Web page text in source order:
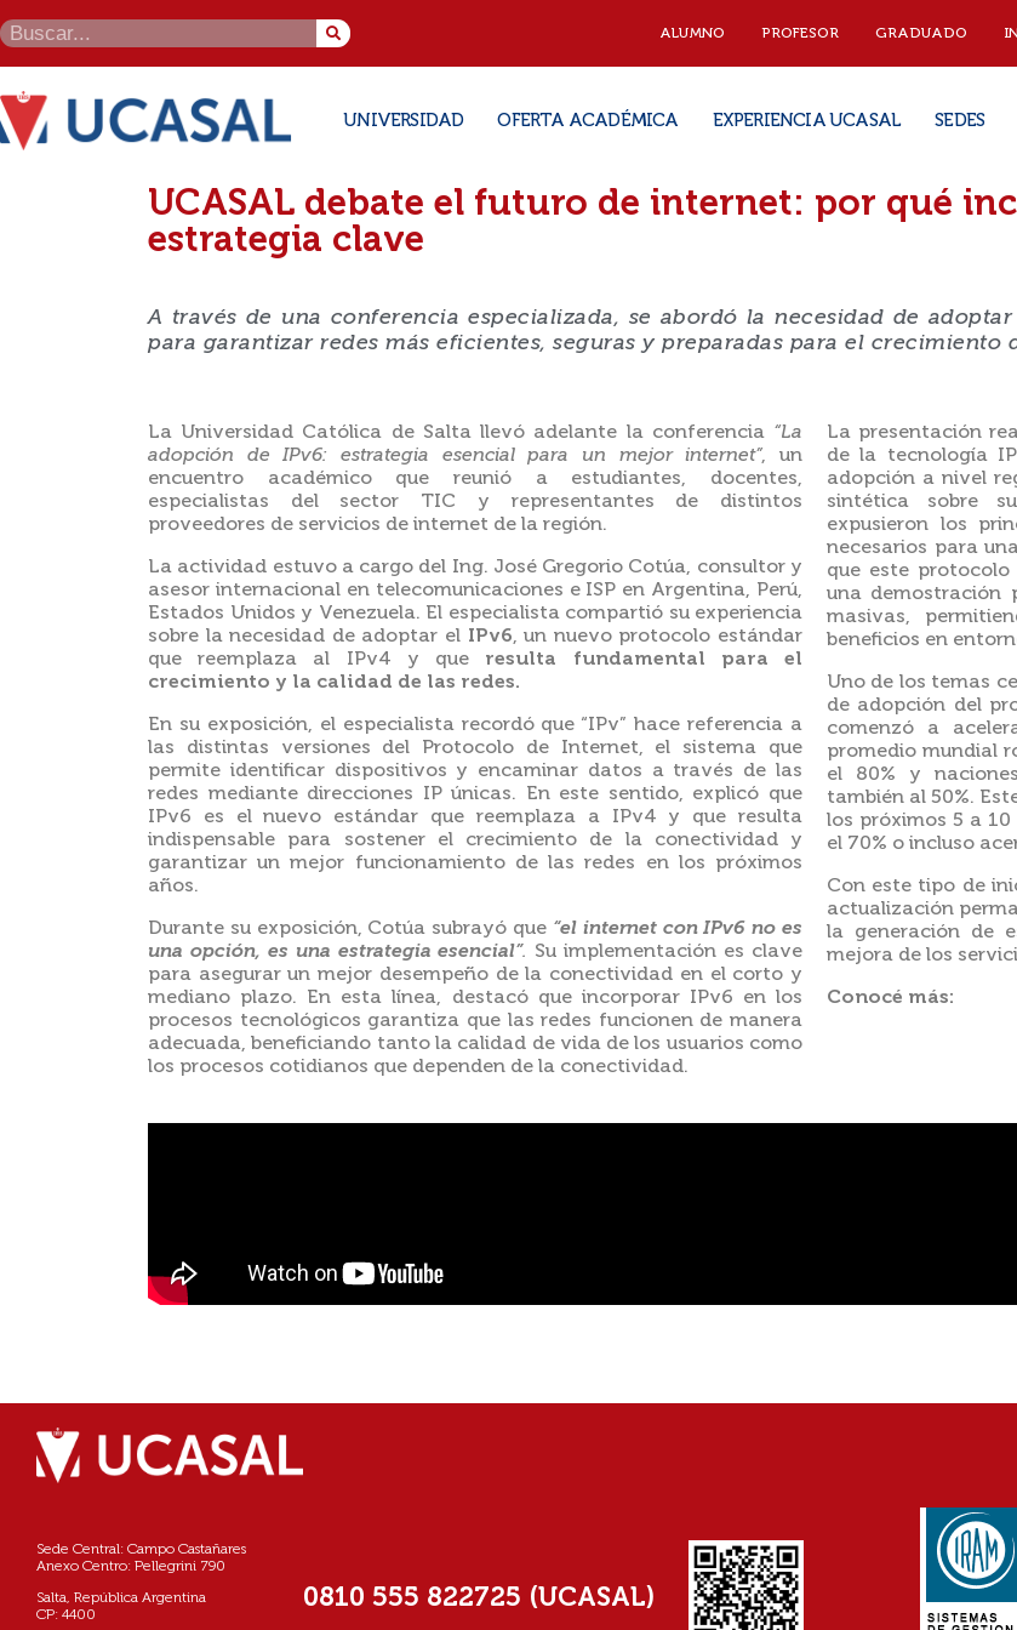
ALUMNO PROFESOR GRADUADO
UNIVERSIDAD OFERTA ACADÉMICA EXPERIENCIA UCASAL SEDES
UCASAL debate el futuro de internet: por qué
estrategia clave
A través de una conferencia especializada, se abordó la necesidad de
para garantizar redes más eficientes, seguras y preparadas para el crecimiento
La Universidad Católica de Salta llevó adelante la conferencia“La
adopción de IPv6: estrategia esencial para un mejor internet”, un
encuentro académico que reunió a estudiantes, docentes,
especialistas del sector TIC y representantes de distintos
proveedores de servicios de internet de la región.
La actividad estuvo a cargo del Ing. José Gregorio Cotúa, consultor y
asesor internacional en telecomunicaciones e ISP en Argentina, Perú,
Estados Unidos y Venezuela. El especialista compartió su experiencia
sobre la necesidad de adoptar el IPv6, un nuevo protocolo estándar
que reemplaza al IPv4 y que resulta fundamental para el
crecimiento y la calidad de las redes.
En su exposición, el especialista recordó que “IPv” hace referencia a
las distintas versiones del Protocolo de Internet, el sistema que
permite identificar dispositivos y encaminar datos a través de las
redes mediante direcciones IP únicas. En este sentido, explicó que
IPv6 es el nuevo estándar que reemplaza a IPv4 y que resulta
indispensable para sostener el crecimiento de la conectividad y
garantizar un mejor funcionamiento de las redes en los próximos
años.
Durante su exposición, Cotúa subrayó que “el internet con IPv6 no es
una opción, es una estrategia esencial”. Su implementación es clave
para asegurar un mejor desempeño de la conectividad en el corto y
mediano plazo. En esta línea, destacó que incorporar IPv6 en los
procesos tecnológicos garantiza que las redes funcionen de manera
adecuada, beneficiando tanto la calidad de vida de los usuarios como
los procesos cotidianos que dependen de la conectividad.
La presentación
de la tecnología
adopción a nivel
sintética sobre
expusieron los
necesarios para
que este
una demostración
masivas,
beneficios en
Uno de los temas
de adopción del
comenzó a
promedio mundial
el 80% y
también al 50%.
los próximos 5 a
el 70% o incluso
Con este tipo de
actualización
la generación de
mejora de los
Conocé más:
Sede Central: Campo Castañares
Anexo Centro: Pellegrini 790
Salta, República Argentina
CP: 4400
0810 555 822725 (UCASAL)